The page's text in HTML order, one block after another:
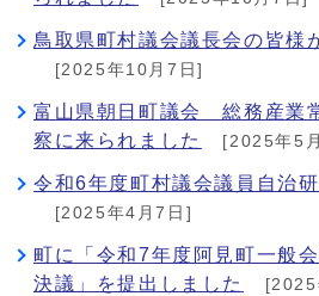
鳥取県町村議会議長会の皆様
[2025年10月7日]
富山県朝日町議会 総務産業
察に来られました
[2025年5
令和6年度町村議会議員自治
[2025年4月7日]
町に「令和7年度阿見町一般
決議」を提出しました
[2025